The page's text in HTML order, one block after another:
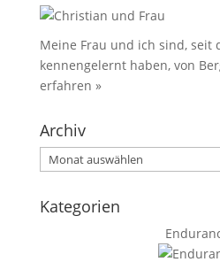
Meine Frau und ich sind, seit
kennengelernt haben, von
erfahren »
Archiv
Archiv
Kategorien